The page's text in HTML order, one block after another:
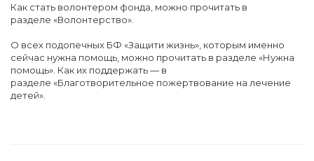
Как стать волонтером фонда, можно прочитать в
разделе «Волонтерство».
О всех подопечных БФ «Защити жизнь», которым именно
сейчас нужна помощь, можно прочитать в разделе «Нужна
помощь». Как их поддержать — в
разделе «Благотворительное пожертвование на лечение
детей».